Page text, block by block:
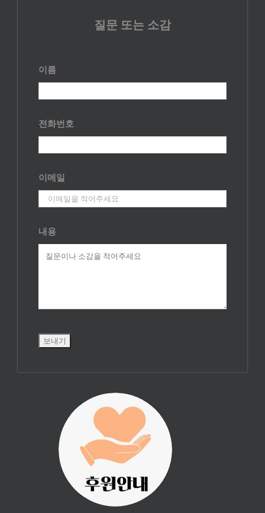
질문 또는 소감
이름
전화번호
이메일
내용
진리횃불 사역은
여러분의 후원으
로 이루어집니다.